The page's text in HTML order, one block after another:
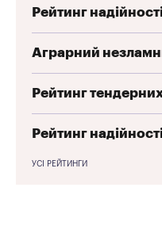
Рейтинг
Аграрний
Рейтинг
Рейтинг
УСІ РЕЙТИНГИ